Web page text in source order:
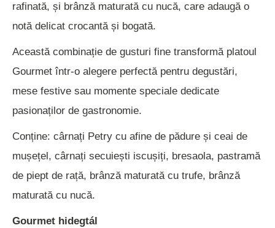
rafinată, și brânză maturată cu nucă, care adaugă o
notă delicat crocantă și bogată.
Această combinație de gusturi fine transformă platoul
Gourmet într-o alegere perfectă pentru degustări,
mese festive sau momente speciale dedicate
pasionaților de gastronomie.
Conține: cârnați Petry cu afine de pădure și ceai de
mușețel, cârnați secuiești iscușiți, bresaola, pastramă
de piept de rață, brânză maturată cu trufe, brânză
maturată cu nucă.
Gourmet hidegtál